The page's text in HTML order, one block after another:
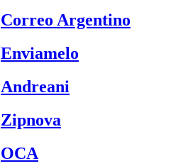
Correo Argentino
Enviamelo
Andreani
Zipnova
OCA